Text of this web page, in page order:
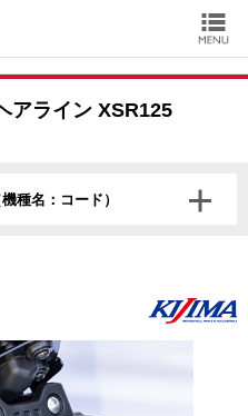
アライン XSR125
種名：コード）